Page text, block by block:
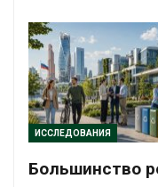
ИССЛЕДОВАНИЯ
Большинство